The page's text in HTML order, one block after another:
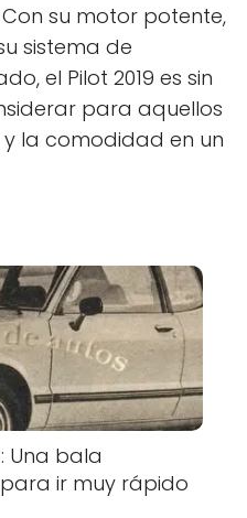
su motor potente,
sistema de
el Pilot 2019 es sin
para aquellos
la comodidad en un
Una bala
ir muy rápido